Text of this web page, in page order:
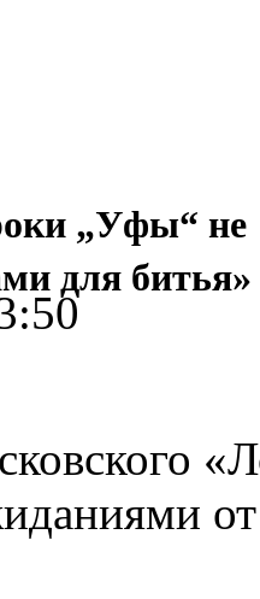
„Уфы“ не
для битья»